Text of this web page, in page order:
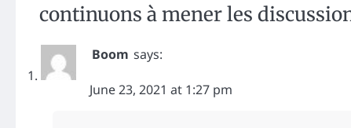
continuons à mener les
Boom says:
June 23, 2021 at 1:27 pm